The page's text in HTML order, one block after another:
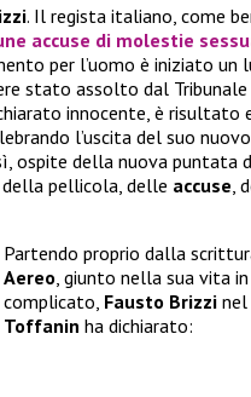
. Il regista italiano, come
accuse di molestie
per l’uomo è iniziato un
stato assolto dal Tribunale
innocente, è risultato
l’uscita del suo nuovo
ospite della nuova puntata
pellicola, delle accuse,
Partendo proprio dalla
Aereo, giunto nella sua vita
complicato, Fausto Brizzi nel
Toffanin ha dichiarato: